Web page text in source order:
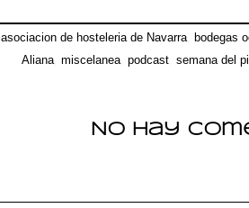
asociacion de hosteleria de Navarra, bodegas
Aliana, miscelanea, podcast, semana del
No hay